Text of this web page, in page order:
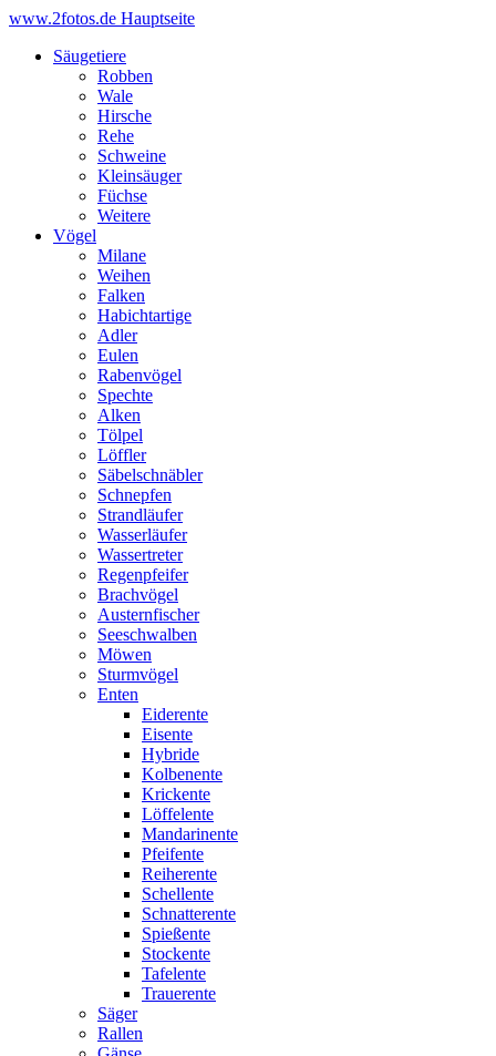
www.2fotos.de Hauptseite
Säugetiere
Robben
Wale
Hirsche
Rehe
Schweine
Kleinsäuger
Füchse
Weitere
Vögel
Milane
Weihen
Falken
Habichtartige
Adler
Eulen
Rabenvögel
Spechte
Alken
Tölpel
Löffler
Säbelschnäbler
Schnepfen
Strandläufer
Wasserläufer
Wassertreter
Regenpfeifer
Brachvögel
Austernfischer
Seeschwalben
Möwen
Sturmvögel
Enten
Eiderente
Eisente
Hybride
Kolbenente
Krickente
Löffelente
Mandarinente
Pfeifente
Reiherente
Schellente
Schnatterente
Spießente
Stockente
Tafelente
Trauerente
Säger
Rallen